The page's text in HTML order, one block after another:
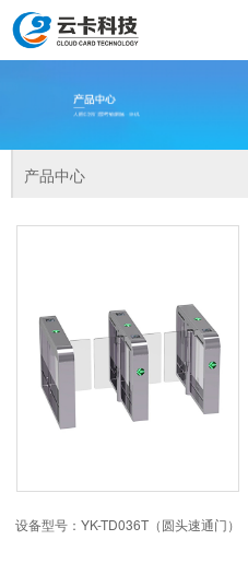
产品中心
设备型号：YK-TD036T（圆头速通门）